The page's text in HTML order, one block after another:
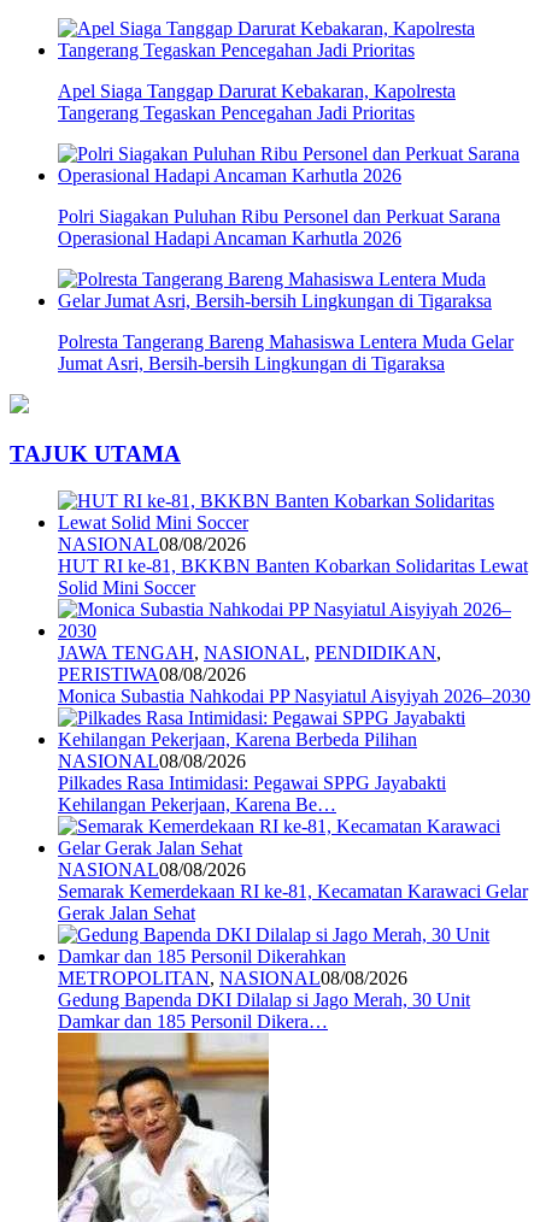
Apel Siaga Tanggap Darurat Kebakaran, Kapolresta
Tangerang Tegaskan Pencegahan Jadi Prioritas
Polri Siagakan Puluhan Ribu Personel dan Perkuat Sarana
Operasional Hadapi Ancaman Karhutla 2026
Polresta Tangerang Bareng Mahasiswa Lentera Muda Gelar
Jumat Asri, Bersih-bersih Lingkungan di Tigaraksa
TAJUK UTAMA
NASIONAL08/08/2026
HUT RI ke-81, BKKBN Banten Kobarkan Solidaritas Lewat
Solid Mini Soccer
JAWA TENGAH, NASIONAL, PENDIDIKAN,
PERISTIWA08/08/2026
Monica Subastia Nahkodai PP Nasyiatul Aisyiyah 2026–2030
NASIONAL08/08/2026
Pilkades Rasa Intimidasi: Pegawai SPPG Jayabakti
Kehilangan Pekerjaan, Karena Be…
NASIONAL08/08/2026
Semarak Kemerdekaan RI ke-81, Kecamatan Karawaci Gelar
Gerak Jalan Sehat
METROPOLITAN, NASIONAL08/08/2026
Gedung Bapenda DKI Dilalap si Jago Merah, 30 Unit
Damkar dan 185 Personil Dikera…